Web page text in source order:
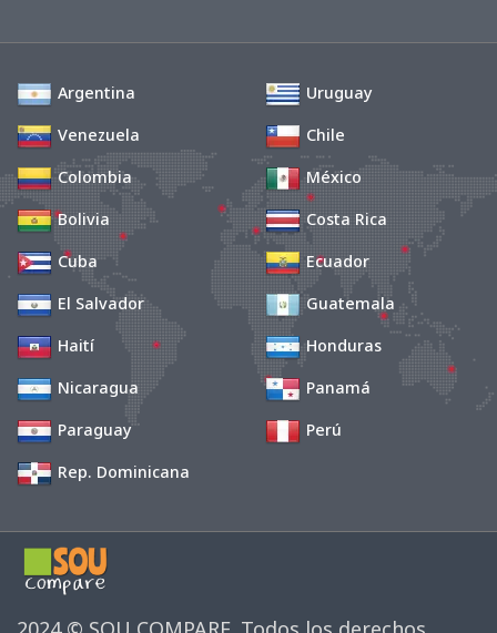
Argentina
Uruguay
Venezuela
Chile
Colombia
México
Bolivia
Costa Rica
Cuba
Ecuador
El Salvador
Guatemala
Haití
Honduras
Nicaragua
Panamá
Paraguay
Perú
Rep. Dominicana